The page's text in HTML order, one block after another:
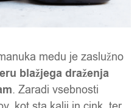
medu je zaslužno
blažjega draženja
. Zaradi vsebnosti